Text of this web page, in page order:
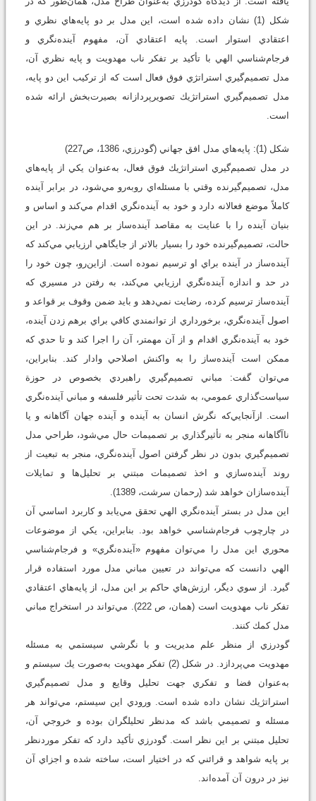
شكل (1) نشان داده شده است، اين مدل بر دو پايه‌هاي نظري و
اعتقادي استوار است. پايه اعتقادي آن، مفهوم آينده‌نگري و
فرجام‌شناسي الهي با تأكيد بر تفكر ناب مهدويت و پايه نظري آن،
مدل تصميم‌گيري استرات‍‍ژي فوق فعال است كه از تركيب اين دو پايه،
مدل تصميم‌گيري استراتژيك تصويرپردازانه بصيرت‌بخش ارائه شده
است.
شكل (1): پايه‌هاي مدل افق جهاني (گودرزي، 1386، ص227)
در مدل تصميم‌گيري استراتژيك فوق فعال، به‌عنوان يكي از پايه‌هاي
مدل، تصميم‌گيرنده وقتي با مسئله‌اي روبه‌رو مي‌شود، در برابر آينده
كاملاً موضع فعالانه دارد و خود به آينده‌نگري اقدام مي‌كند و اساس و
بنيان آينده را با عنايت به مقاصد آينده‌ساز بر هم مي‌زند. در اين
حالت، تصميم‌گيرنده خود را بسيار بالاتر از جايگاهي ارزيابي مي‌كند كه
آينده‌ساز در آينده براي او ترسيم نموده است. از‌اين‌رو، چون خود را
در حد و اندازه آينده‌نگري ارزيابي مي‌كند، به رفتن در مسيري كه
آينده‌ساز ترسيم كرده، رضايت نمي‌دهد و بايد ضمن وقوف بر قواعد و
اصول آينده‌نگري، برخورداري از توانمندي كافي براي برهم زدن آينده،
خود به آينده‌نگري اقدام و از آن مهمتر، آن را اجرا كند و تا حدي كه
ممكن است آينده‌ساز را به واكنش اصلاحي وادار كند. بنابراين،
مي‌توان گفت:‌ مباني تصميم‌گيري راهبردي بخصوص در حوزة
سياست‌گذاري عمومي، به شدت تحت تأثير فلسفه و مباني آينده‌نگري
است. ازآنجايي‌كه نگرش انسان به آينده و آينده جهان آگاهانه و يا
ناآگاهانه منجر به تأثيرگذاري بر تصميمات حال مي‌شود، طراحي مدل
تصميم‌گيري بدون در نظر گرفتن اصول آينده‌نگري، منجر به تبعيت از
روند آينده‌سازي و اخذ تصميمات مبتني بر تحليل‌ها و تمايلات
آينده‌سازان خواهد شد (رحمان سرشت، 1389).
اين مدل در بستر آينده‌‌نگري الهي تحقق مي‌يابد و كاربرد اساسي آن
در چارچوب فرجام‌شناسي خواهد بود. بنابراين، يكي از موضوعات
محوري اين مدل را مي‌توان مفهوم «آينده‌نگري» و فرجام‌شناسي
الهي دانست كه مي‌تواند در تعيين مباني مدل مورد استفاده قرار
گيرد. از سوي ديگر، ارزش‌هاي حاكم بر اين مدل، از پايه‌هاي اعتقادي
تفكر ناب مهدويت است (همان، ص 222). مي‌تواند در استخراج مباني
مدل كمك كنند.
گودرزي از منظر علم مديريت و با نگرشي سيستمي به مسئله
مهدويت مي‌پردازد. در شكل (2) تفكر مهدويت به‌صورت يك سيستم و
به‌عنوان فضا و تفكري جهت تحليل وقايع و مدل تصميم‌گيري
استراتژيك نشان داده شده است. ورودي اين سيستم، مي‌تواند هر
مسئله و تصميمي باشد كه مدنظر تحليلگران بوده و خروجي آن،
تحليل مبتني بر اين نظر است. گودرزي تأكيد دارد كه تفكر موردنظر
بر پايه شواهد و قرائني كه در اختيار است، ساخته شده و اجزاي آن
نيز در درون آن آمده‌اند.